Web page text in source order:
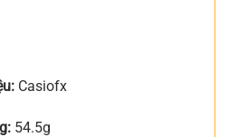
Casiofx
54.5g